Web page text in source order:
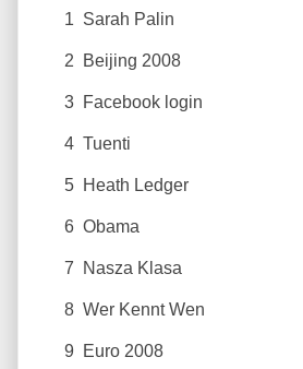
1 Sarah Palin
2 Beijing 2008
3 Facebook login
4 Tuenti
5 Heath Ledger
6 Obama
7 Nasza Klasa
8 Wer Kennt Wen
9 Euro 2008